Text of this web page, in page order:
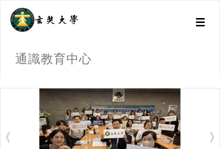
Toggle
通識教育中心